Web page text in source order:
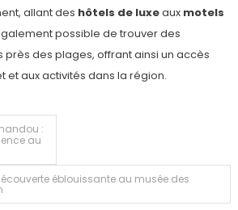
allant des hôtels de luxeaux motels
possible de trouver des
des plages, offrant ainsi un accès
et aux activités dans la région.
:
au
éblouissante au musée des